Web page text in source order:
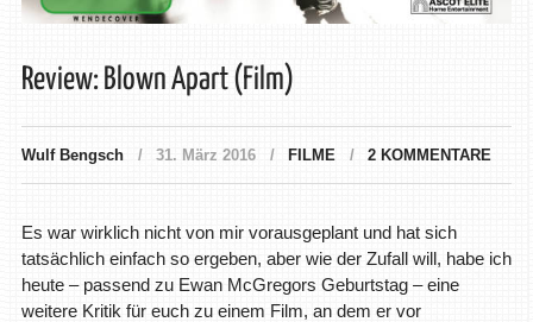
Review: Blown Apart (Film)
Wulf Bengsch 31. März 2016 FILME 2 KOMMENTARE
Es war wirklich nicht von mir vorausgeplant und hat sich
tatsächlich einfach so ergeben, aber wie der Zufall will, habe ich
heute – passend zu Ewan McGregors Geburtstag – eine
weitere Kritik für euch zu einem Film, an dem er vor